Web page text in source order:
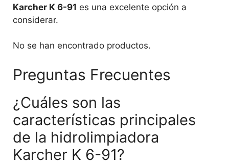
Karcher K 6-91 es una excelente opción a
considerar.
No se han encontrado productos.
Preguntas Frecuentes
¿Cuáles son las
características principales
de la hidrolimpiadora
Karcher K 6-91?